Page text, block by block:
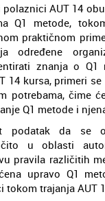
AUT 14
Q1 metode,
praktičnom
određene
znanja o Q1
14 kursa, primeri
potrebama, čime
Q1 metode i
podatak da se
u oblasti
pravila različitih
upravo Q1
trajanja AUT